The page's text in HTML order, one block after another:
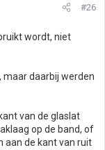
#26
wordt, niet
maar daarbij werden
van de glaslat
op de band, of
aan de kant van ruit